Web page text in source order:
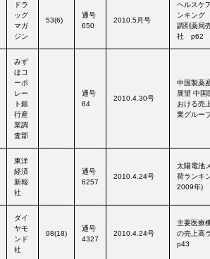
ドラ
ッグ
マガ
ジン
53(6)
通号
650
2010.5月号
ヘルスケ
ンキン
調剤薬局
社 p62
みず
ほコ
ーポ
レー
ト銀
行産
業調
査部
通号
84
2010.4.30号
中国製薬
展望 中国
おける売
業グルー
東洋
経済
新報
社
通号
6257
2010.4.24号
太陽電池
荷ランキ
2009年)
ダイ
ヤモ
ンド
社
98(18)
通号
4327
2010.4.24号
主要医療
の売上高
p43